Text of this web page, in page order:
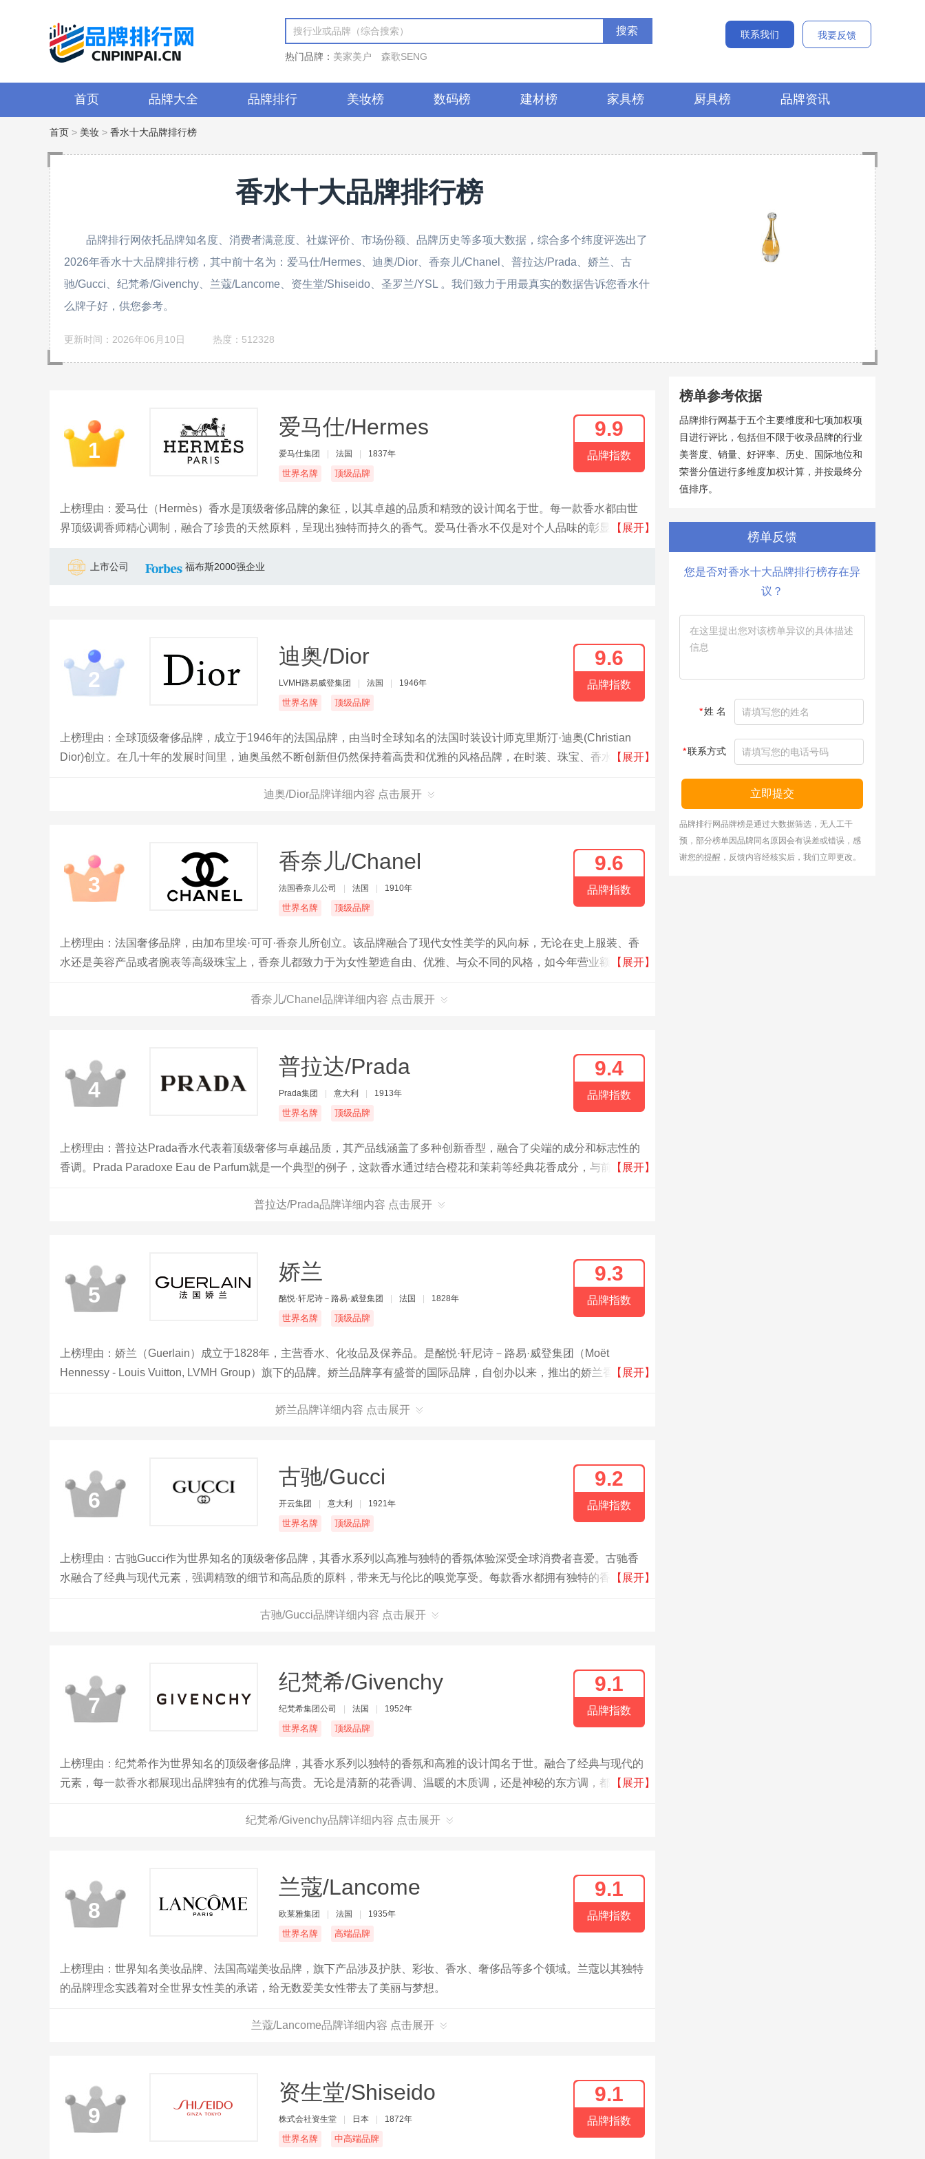
联系我们
我要反馈
热门品牌： 美家美户 森歌SENG
首页 品牌大全 品牌排行 美妆榜 数码榜 建材榜 家具榜 厨具榜 品牌资讯
首页 > 美妆 > 香水十大品牌排行榜
香水十大品牌排行榜
品牌排行网依托品牌知名度、消费者满意度、社媒评价、市场份额、品牌历史等多项大数据，综合多个纬度评选出了
2026年香水十大品牌排行榜，其中前十名为：爱马仕/Hermes、迪奥/Dior、香奈儿/Chanel、普拉达/Prada、娇兰、古
驰/Gucci、纪梵希/Givenchy、兰蔻/Lancome、资生堂/Shiseido、圣罗兰/YSL 。我们致力于用最真实的数据告诉您香水什
么牌子好，供您参考。
更新时间：2026年06月10日 热度：512328
1
爱马仕/Hermes
爱马仕集团 法国 1837年
世界名牌 顶级品牌
9.9
品牌指数
上榜理由：爱马仕（Hermès）香水是顶级奢侈品牌的象征，以其卓越的品质和精致的设计闻名于世。每一款香水都由世
界顶级调香师精心调制，融合了珍贵的天然原料，呈现出独特而持久的香气。爱马仕香水不仅是对个人品味的彰显，更是
【展开】
上市公司 福布斯2000强企业
2
迪奥/Dior
LVMH路易威登集团 法国 1946年
世界名牌 顶级品牌
9.6
品牌指数
上榜理由：全球顶级奢侈品牌，成立于1946年的法国品牌，由当时全球知名的法国时装设计师克里斯汀·迪奥(Christian
Dior)创立。在几十年的发展时间里，迪奥虽然不断创新但仍然保持着高贵和优雅的风格品牌，在时装、珠宝、香水、手【展开】
迪奥/Dior品牌详细内容 点击展开
3
香奈儿/Chanel
法国香奈儿公司 法国 1910年
世界名牌 顶级品牌
9.6
品牌指数
上榜理由：法国奢侈品牌，由加布里埃·可可·香奈儿所创立。该品牌融合了现代女性美学的风向标，无论在史上服装、香
水还是美容产品或者腕表等高级珠宝上，香奈儿都致力于为女性塑造自由、优雅、与众不同的风格，如今年营业额超过90
【展开】
香奈儿/Chanel品牌详细内容 点击展开
4
普拉达/Prada
Prada集团 意大利 1913年
世界名牌 顶级品牌
9.4
品牌指数
上榜理由：普拉达Prada香水代表着顶级奢侈与卓越品质，其产品线涵盖了多种创新香型，融合了尖端的成分和标志性的
香调。Prada Paradoxe Eau de Parfum就是一个典型的例子，这款香水通过结合橙花和茉莉等经典花香成分，与前沿的【展开】
普拉达/Prada品牌详细内容 点击展开
5
娇兰
酩悦·轩尼诗－路易·威登集团 法国 1828年
世界名牌 顶级品牌
9.3
品牌指数
上榜理由：娇兰（Guerlain）成立于1828年，主营香水、化妆品及保养品。是酩悦·轩尼诗－路易·威登集团（Moët
Hennessy - Louis Vuitton, LVMH Group）旗下的品牌。娇兰品牌享有盛誉的国际品牌，自创办以来，推出的娇兰香水品
【展开】
娇兰品牌详细内容 点击展开
6
古驰/Gucci
开云集团 意大利 1921年
世界名牌 顶级品牌
9.2
品牌指数
上榜理由：古驰Gucci作为世界知名的顶级奢侈品牌，其香水系列以高雅与独特的香氛体验深受全球消费者喜爱。古驰香
水融合了经典与现代元素，强调精致的细节和高品质的原料，带来无与伦比的嗅觉享受。每款香水都拥有独特的香调，能
【展开】
古驰/Gucci品牌详细内容 点击展开
7
纪梵希/Givenchy
纪梵希集团公司 法国 1952年
世界名牌 顶级品牌
9.1
品牌指数
上榜理由：纪梵希作为世界知名的顶级奢侈品牌，其香水系列以独特的香氛和高雅的设计闻名于世。融合了经典与现代的
元素，每一款香水都展现出品牌独有的优雅与高贵。无论是清新的花香调、温暖的木质调，还是神秘的东方调，都能满足
【展开】
纪梵希/Givenchy品牌详细内容 点击展开
8
兰蔻/Lancome
欧莱雅集团 法国 1935年
世界名牌 高端品牌
9.1
品牌指数
上榜理由：世界知名美妆品牌、法国高端美妆品牌，旗下产品涉及护肤、彩妆、香水、奢侈品等多个领域。兰蔻以其独特
的品牌理念实践着对全世界女性美的承诺，给无数爱美女性带去了美丽与梦想。
兰蔻/Lancome品牌详细内容 点击展开
9
资生堂/Shiseido
株式会社资生堂 日本 1872年
世界名牌 中高端品牌
9.1
品牌指数
榜单参考依据
品牌排行网基于五个主要维度和七项加权项
目进行评比，包括但不限于收录品牌的行业
美誉度、销量、好评率、历史、国际地位和
荣誉分值进行多维度加权计算，并按最终分
值排序。
榜单反馈
您是否对香水十大品牌排行榜存在异
议？
*姓 名
*联系方式
立即提交
品牌排行网品牌榜是通过大数据筛选，无人工干
预，部分榜单因品牌同名原因会有误差或错误，感
谢您的提醒，反馈内容经核实后，我们立即更改。